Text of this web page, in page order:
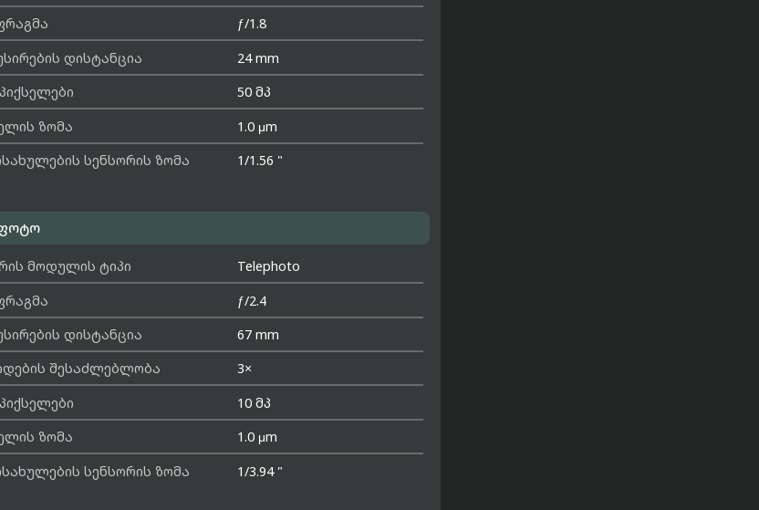
ƒ/1.8
დისტანცია
24 mm
50 მპ
ზომა
1.0 μm
სენსორის ზომა
1/1.56 "
მოდულის ტიპი
Telephoto
ƒ/2.4
დისტანცია
67 mm
შესაძლებლობა
3×
10 მპ
ზომა
1.0 μm
სენსორის ზომა
1/3.94 "